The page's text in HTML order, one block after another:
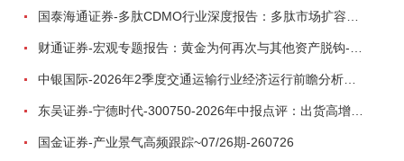
中银国际-2026年2季度交通运输行业经济运行前瞻分析：地缘冲突致航运和航空景气度分化，交通基础设施板块总体呈现稳健特征-260724
东吴证券-宁德时代-300750-2026年中报点评：出货高增业绩稳健，回购彰显龙头信心-260726
国金证券-产业景气高频跟踪~07/26期-260726